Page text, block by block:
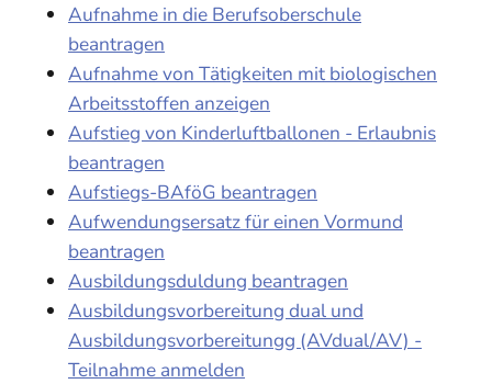
Aufnahme in die Berufsoberschule
beantragen
Aufnahme von Tätigkeiten mit biologischen
Arbeitsstoffen anzeigen
Aufstieg von Kinderluftballonen - Erlaubnis
beantragen
Aufstiegs-BAföG beantragen
Aufwendungsersatz für einen Vormund
beantragen
Ausbildungsduldung beantragen
Ausbildungsvorbereitung dual und
Ausbildungsvorbereitungg (AVdual/AV) -
Teilnahme anmelden